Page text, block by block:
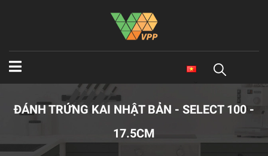
ĐÁNH TRỨNG KAI NHẬT BẢN - SELECT 100 -
17.5CM